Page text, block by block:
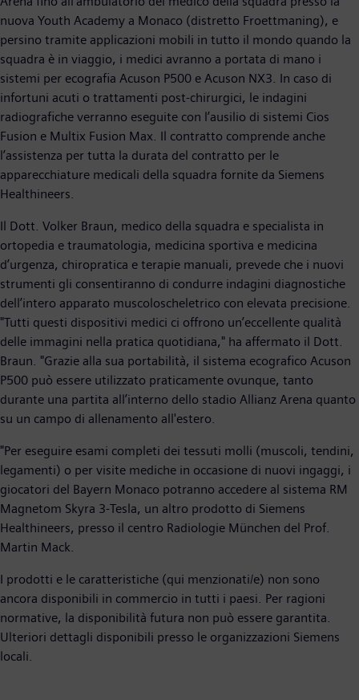
nuova Youth Academy a Monaco (distretto Froettmaning), e
persino tramite applicazioni mobili in tutto il mondo quando la
squadra è in viaggio, i medici avranno a portata di mano i
sistemi per ecografia Acuson P500 e Acuson NX3. In caso di
infortuni acuti o trattamenti post-chirurgici, le indagini
radiografiche verranno eseguite con l’ausilio di sistemi Cios
Fusion e Multix Fusion Max. Il contratto comprende anche
l’assistenza per tutta la durata del contratto per le
apparecchiature medicali della squadra fornite da Siemens
Healthineers.
Il Dott. Volker Braun, medico della squadra e specialista in
ortopedia e traumatologia, medicina sportiva e medicina
d’urgenza, chiropratica e terapie manuali, prevede che i nuovi
strumenti gli consentiranno di condurre indagini diagnostiche
dell’intero apparato muscoloscheletrico con elevata precisione.
"Tutti questi dispositivi medici ci offrono un’eccellente qualità
delle immagini nella pratica quotidiana," ha affermato il Dott.
Braun. "Grazie alla sua portabilità, il sistema ecografico Acuson
P500 può essere utilizzato praticamente ovunque, tanto
durante una partita all’interno dello stadio Allianz Arena quanto
su un campo di allenamento all'estero.
"Per eseguire esami completi dei tessuti molli (muscoli, tendini,
legamenti) o per visite mediche in occasione di nuovi ingaggi, i
giocatori del Bayern Monaco potranno accedere al sistema RM
Magnetom Skyra 3-Tesla, un altro prodotto di Siemens
Healthineers, presso il centro Radiologie München del Prof.
Martin Mack.
I prodotti e le caratteristiche (qui menzionati/e) non sono
ancora disponibili in commercio in tutti i paesi. Per ragioni
normative, la disponibilità futura non può essere garantita.
Ulteriori dettagli disponibili presso le organizzazioni Siemens
locali.